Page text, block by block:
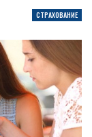
СТРАХОВАНИЕ